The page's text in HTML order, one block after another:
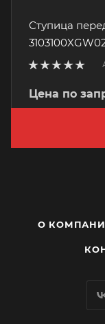
Ступица
Цена по
О